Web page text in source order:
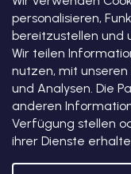
personalisieren,
bereitzustellen und
Wir teilen
nutzen, mit
und Analysen. Die
anderen
Verfügung stellen
ihrer Dienste